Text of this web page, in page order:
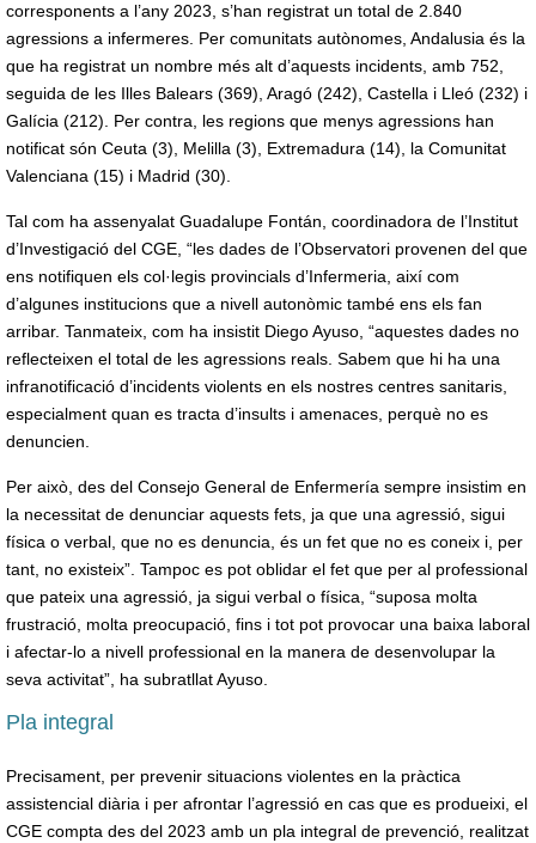
corresponents a l’any 2023, s’han registrat un total de 2.840
agressions a infermeres. Per comunitats autònomes, Andalusia és la
que ha registrat un nombre més alt d’aquests incidents, amb 752,
seguida de les Illes Balears (369), Aragó (242), Castella i Lleó (232) i
Galícia (212). Per contra, les regions que menys agressions han
notificat són Ceuta (3), Melilla (3), Extremadura (14), la Comunitat
Valenciana (15) i Madrid (30).
Tal com ha assenyalat Guadalupe Fontán, coordinadora de l’Institut
d’Investigació del CGE, “les dades de l’Observatori provenen del que
ens notifiquen els col·legis provincials d’Infermeria, així com
d’algunes institucions que a nivell autonòmic també ens els fan
arribar. Tanmateix, com ha insistit Diego Ayuso, “aquestes dades no
reflecteixen el total de les agressions reals. Sabem que hi ha una
infranotificació d’incidents violents en els nostres centres sanitaris,
especialment quan es tracta d’insults i amenaces, perquè no es
denuncien.
Per això, des del Consejo General de Enfermería sempre insistim en
la necessitat de denunciar aquests fets, ja que una agressió, sigui
física o verbal, que no es denuncia, és un fet que no es coneix i, per
tant, no existeix”. Tampoc es pot oblidar el fet que per al professional
que pateix una agressió, ja sigui verbal o física, “suposa molta
frustració, molta preocupació, fins i tot pot provocar una baixa laboral
i afectar-lo a nivell professional en la manera de desenvolupar la
seva activitat”, ha subratllat Ayuso.
Pla integral
Precisament, per prevenir situacions violentes en la pràctica
assistencial diària i per afrontar l’agressió en cas que es produeixi, el
CGE compta des del 2023 amb un pla integral de prevenció, realitzat